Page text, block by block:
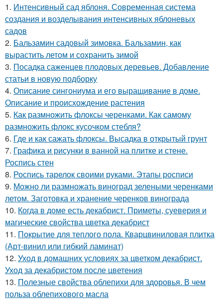
1. Интенсивный сад яблоня. Современная система
создания и возделывания интенсивных яблоневых
садов
2. Бальзамин садовый зимовка. Бальзамин, как
вырастить летом и сохранить зимой
3. Посадка саженцев плодовых деревьев. Добавление
статьи в новую подборку
4. Описание сингониума и его выращивание в доме.
Описание и происхождение растения
5. Как размножить флоксы черенками. Как самому
размножить флокс кусочком стебля?
6. Где и как сажать флоксы. Высадка в открытый грунт
7. Графика и рисунки в ванной на плитке и стене.
Роспись стен
8. Роспись тарелок своими руками. Этапы росписи
9. Можно ли размножать виноград зелеными черенками
летом. Заготовка и хранение черенков винограда
10. Когда в доме есть декабрист. Приметы, суеверия и
магические свойства цветка декабрист
11. Покрытие для теплого пола. Кварцвиниловая плитка
(Арт-винил или гибкий ламинат)
12. Уход в домашних условиях за цветком декабрист.
Уход за декабристом после цветения
13. Полезные свойства облепихи для здоровья. В чем
польза облепихового масла